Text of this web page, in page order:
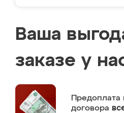
Ваша
заказе у
Предоплата
договора